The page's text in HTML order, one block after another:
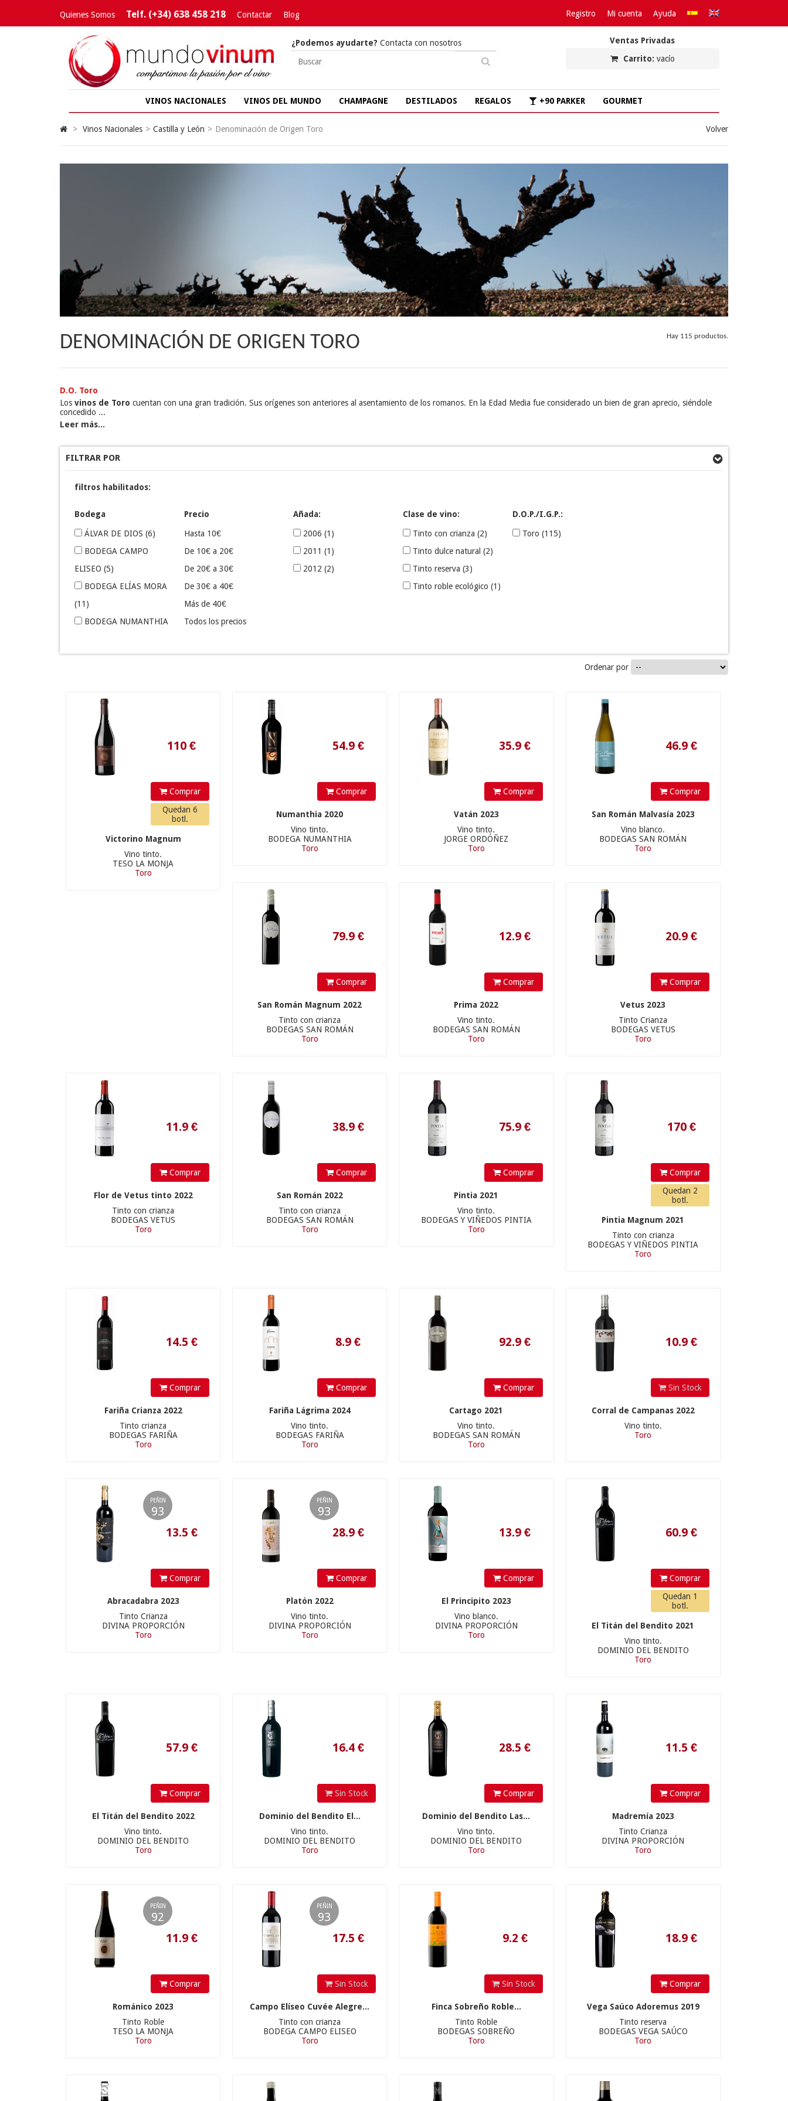
Quienes Somos Telf. (+34) 638 458 218 Contactar Blog Registro Mi cuenta Ayuda
Ventas Privadas
Carrito: vacío
¿Podemos ayudarte? Contacta con nosotros
VINOS NACIONALES VINOS DEL MUNDO CHAMPAGNE DESTILADOS REGALOS +90 PARKER GOURMET
> Vinos Nacionales > Castilla y León > Denominación de Origen Toro Volver
DENOMINACIÓN DE ORIGEN TORO Hay 115 productos.
D.O. Toro
Los vinos de Toro cuentan con una gran tradición. Sus orígenes son anteriores al asentamiento de los romanos. En la Edad Media fue considerado un bien de gran aprecio, siéndole
concedido ...
Leer más...
FILTRAR POR
filtros habilitados:
Bodega
ÁLVAR DE DIOS (6)
BODEGA CAMPO
ELISEO (5)
BODEGA ELÍAS MORA
(11)
BODEGA NUMANTHIA
BODEGAS CYAN(4)
BODEGAS GIL LUNA
BODEGAS LIBERALIA
BODEGAS SAN ROMÁN
(5)
BODEGAS VETUS(3)
JORGE ORDÓÑEZ
OLIVIER RIVIÈRE VINOS
TESO LA MONJA
VIÑEDOS ALONSO DEL
Precio
Hasta 10€
De 10€ a 20€
De 20€ a 30€
De 30€ a 40€
Más de 40€
Todos los precios
Añada:
2006 (1)
2011 (1)
2012 (2)
Clase de vino:
Tinto con crianza (2)
Tinto dulce natural (2)
Tinto reserva (3)
Tinto roble ecológico (1)
D.O.P./I.G.P.:
Toro (115)
Ordenar por
Comprar
Quedan 6
botl.
Victorino Magnum
Vino tinto.
TESO LA MONJA
Toro
Comprar
Numanthia 2020
Vino tinto.
BODEGA NUMANTHIA
Toro
Comprar
Vatán 2023
Vino tinto.
JORGE ORDÓÑEZ
Toro
€
Comprar
San Román Malvasía 2023
Vino blanco.
BODEGAS SAN ROMÁN
Toro
79.9
Comprar
San Román Magnum 2022
Tinto con crianza
BODEGAS SAN ROMÁN
Toro
12.9€
Comprar
Prima 2022
Vino tinto.
BODEGAS SAN ROMÁN
Toro
Comprar
Vetus 2023
Tinto Crianza
BODEGAS VETUS
Toro
Comprar
Flor de Vetus tinto 2022
Tinto con crianza
BODEGAS VETUS
Toro
38.9€
Comprar
San Román 2022
Tinto con crianza
BODEGAS SAN ROMÁN
Toro
75.9€
Comprar
Pintia 2021
Vino tinto.
BODEGAS Y VIÑEDOS PINTIA
Toro
170€
Comprar
Quedan 2
botl.
Pintia Magnum 2021
Tinto con crianza
BODEGAS Y VIÑEDOS PINTIA
Toro
14.5€
Comprar
Fariña Crianza 2022
Tinto crianza
BODEGAS FARIÑA
Toro
8.9€
Comprar
Fariña Lágrima 2024
Vino tinto.
BODEGAS FARIÑA
Toro
92.9€
Comprar
Cartago 2021
Vino tinto.
BODEGAS SAN ROMÁN
Toro
10.9 €
Sin Stock
Corral de Campanas 2022
Vino tinto.
Toro
PEÑIN
93
13.5€
Comprar
Abracadabra 2023
Tinto Crianza
DIVINA PROPORCIÓN
Toro
PEÑIN
93
28.9 €
Comprar
Platón 2022
Vino tinto.
DIVINA PROPORCIÓN
Toro
Comprar
El Principito 2023
Vino blanco.
DIVINA PROPORCIÓN
Toro
Comprar
Quedan 1
botl.
El Titán del Bendito 2021
Vino tinto.
DOMINIO DEL BENDITO
Toro
57.9€
Comprar
El Titán del Bendito 2022
Vino tinto.
DOMINIO DEL BENDITO
Toro
16.4€
Sin Stock
Dominio del Bendito El...
Vino tinto.
DOMINIO DEL BENDITO
Toro
Comprar
Dominio del Bendito Las...
Vino tinto.
DOMINIO DEL BENDITO
Toro
Comprar
Madremía 2023
Tinto Crianza
DIVINA PROPORCIÓN
Toro
PEÑIN
92
Comprar
Románico 2023
Tinto Roble
TESO LA MONJA
Toro
PEÑIN
93
Sin Stock
Campo Elíseo Cuvée Alegre...
Tinto con crianza
BODEGA CAMPO ELISEO
Toro
Sin Stock
Finca Sobreño Roble...
Tinto Roble
BODEGAS SOBREÑO
Toro
18.9
Comprar
Vega Saúco Adoremus 2019
Tinto reserva
BODEGAS VEGA SAÚCO
Toro
9.9€ 45.9
6 und »
120